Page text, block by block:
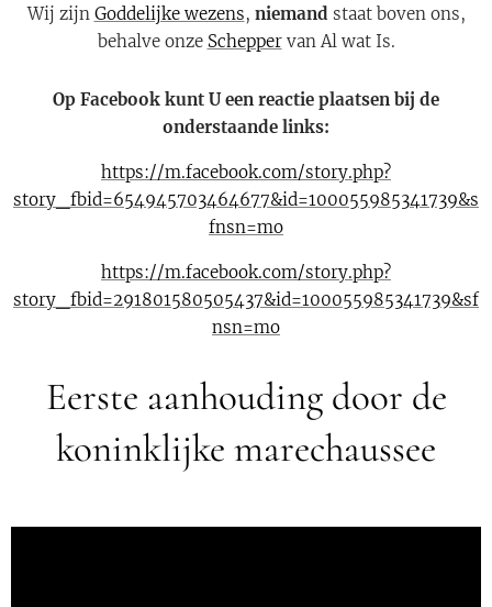
Wij zijn Goddelijke wezens, niemand staat boven ons,
behalve onze Scheppervan Al wat Is.
Op Facebook kunt U een reactie plaatsen bij de
onderstaande links:
https://m.facebook.com/story.php?
story_fbid=654945703464677&id=100055985341739&s
fnsn=mo
https://m.facebook.com/story.php?
story_fbid=291801580505437&id=100055985341739&sf
nsn=mo
Eerste aanhouding door de
koninklijke marechaussee